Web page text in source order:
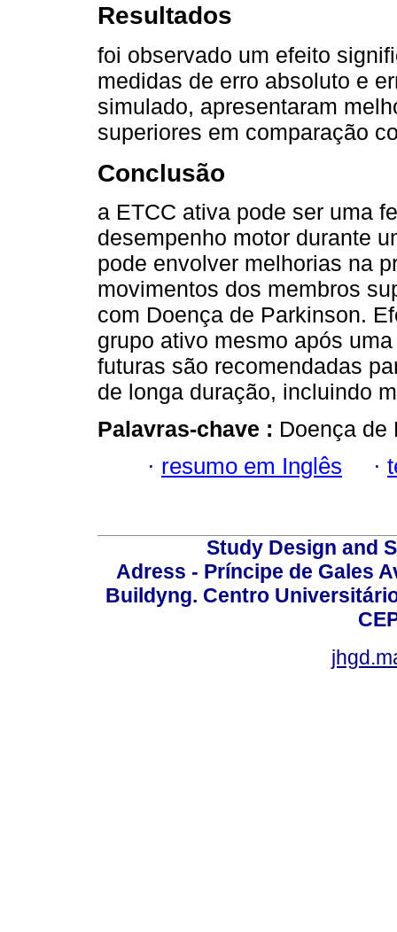
Resultados
foi observado um efeito
medidas de erro absoluto e
simulado, apresentaram
superiores em comparação
Conclusão
a ETCC ativa pode ser uma
desempenho motor durante
pode envolver melhorias na
movimentos dos membros
com Doença de Parkinson.
grupo ativo mesmo após
futuras são recomendadas
de longa duração, incluindo
Palavras-chave : Doença de
· resumo em Inglês ·
Study Design and
Adress - Príncipe de Gales
Buildyng. Centro